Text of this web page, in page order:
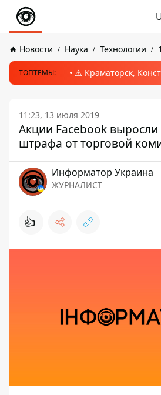
Новости Наука Технологии
ТОПТЕМЫ: ⚠️ Краматорск,
11:23, 13 июля 2019
Акции Facebook
штрафа от торговой
Информатор Украина
ЖУРНАЛИСТ
👍